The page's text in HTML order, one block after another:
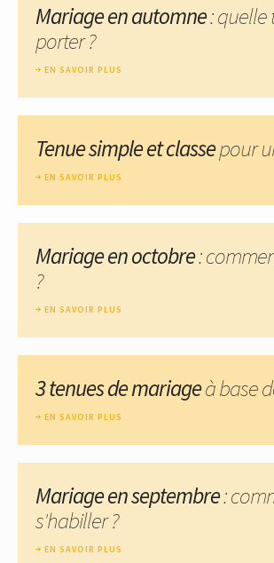
Mariage en automne: quelle
porter ?
EN SAVOIR PLUS
Tenue simple et classepour
EN SAVOIR PLUS
Mariage en octobre:
?
EN SAVOIR PLUS
3 tenues de mariageà base
EN SAVOIR PLUS
Mariage en septembre:
s'habiller ?
EN SAVOIR PLUS